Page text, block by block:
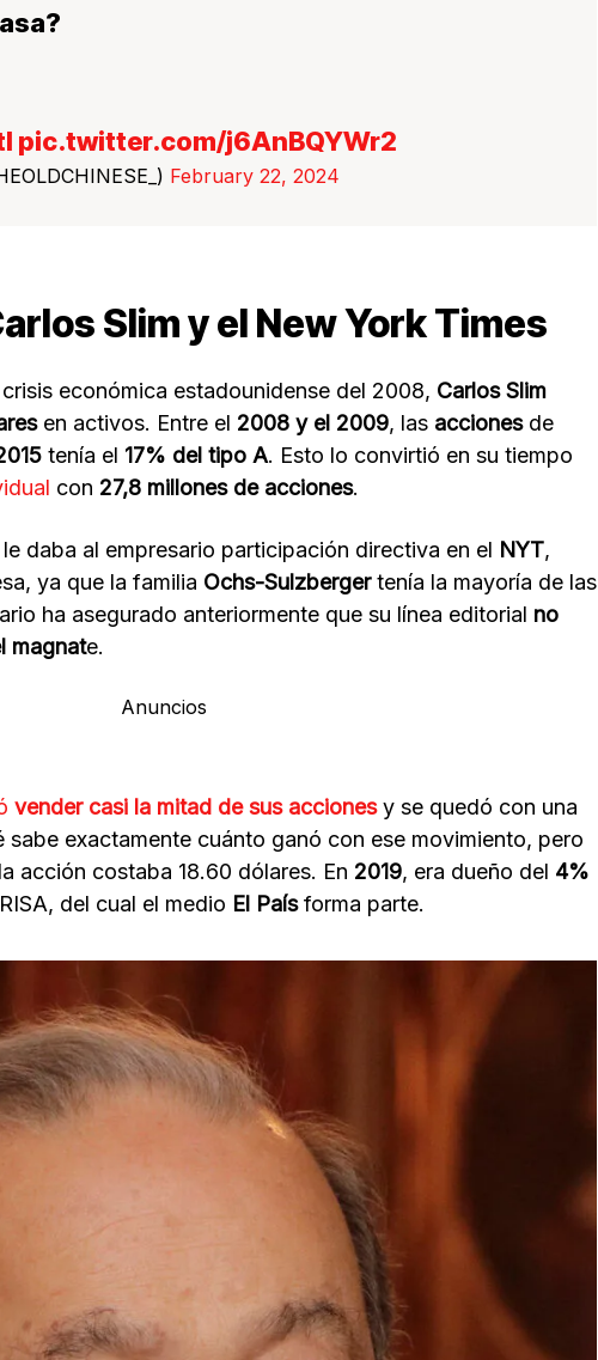
pic.twitter.com/j6AnBQYWr2
February 22, 2024
Slim y el New York Times
económica estadounidense del 2008, Carlos Slim
en activos. Entre el 2008 y el 2009, las accionesde
tenía el 17% del tipo A. Esto lo convirtió en su tiempo
con 27,8 millones de acciones.
daba al empresario participación directiva en el NYT,
ya que la familia Ochs-Sulzbergertenía la mayoría de las
ha asegurado anteriormente que su línea editorial no
magnate.
Anuncios
vender casi la mitad de sus acciones y se quedó con una
sabe exactamente cuánto ganó con ese movimiento, pero
acción costaba 18.60 dólares. En 2019, era dueño del 4%
del cual el medio El Paísforma parte.